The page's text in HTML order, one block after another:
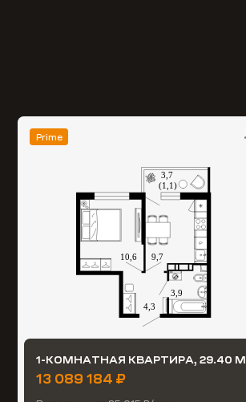
Prime
1-КОМНАТНАЯ КВАРТИРА, 29.40 М
13 089 184 ₽